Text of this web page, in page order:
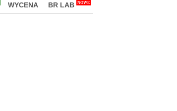
WYCENA BR LAB NOWE